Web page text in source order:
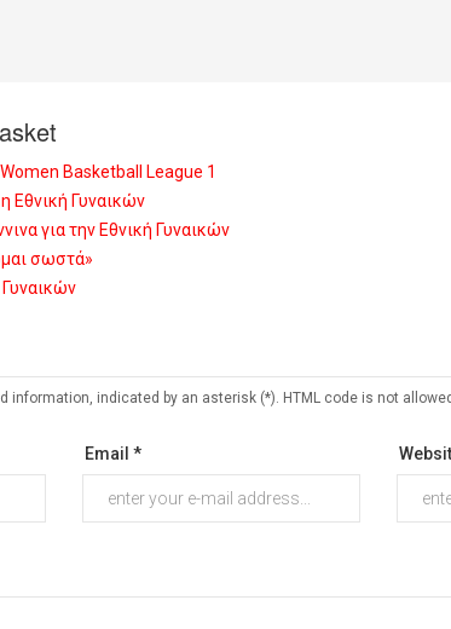
Basketball League 1
Εθνική Γυναικών
για την Εθνική Γυναικών
σωστά»
information, indicated by an asterisk (*). HTML code is not
Email *